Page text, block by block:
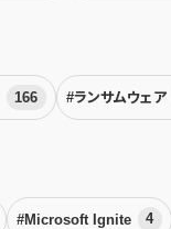
166 #ランサムウェア
#Microsoft Ignite 4